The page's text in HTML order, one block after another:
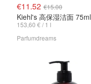
€11.52 €15.00
Kiehl's 高保湿洁面 75ml
153,60 € / 1 l
Parfumdreams